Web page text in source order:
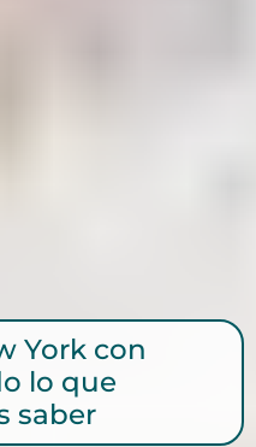
York con
lo que
saber